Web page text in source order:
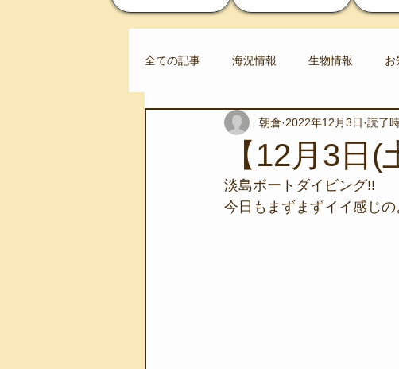
全ての記事 海況情報 生物情報 お
スノーケリングツアー 自然環境保全
伊豆半島ジオパーク
【12月3日
朝倉 2022年12月3日 読了
淡島ボートダイビング!!
今日もまずまずイイ感じの